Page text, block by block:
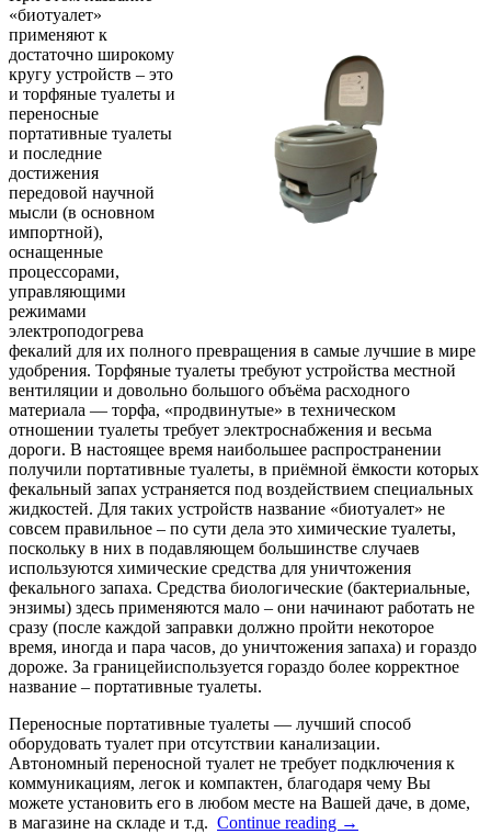
«биотуалет»
применяют к
достаточно широкому
кругу устройств – это
и торфяные туалеты и
переносные
портативные туалеты
и последние
достижения
передовой научной
мысли (в основном
импортной),
оснащенные
процессорами,
управляющими
режимами
электроподогрева
фекалий для их полного превращения в самые лучшие в мире
удобрения. Торфяные туалеты требуют устройства местной
вентиляции и довольно большого объёма расходного
материала — торфа, «продвинутые» в техническом
отношении туалеты требует электроснабжения и весьма
дороги. В настоящее время наибольшее распространении
получили портативные туалеты, в приёмной ёмкости которых
фекальный запах устраняется под воздействием специальных
жидкостей. Для таких устройств название «биотуалет» не
совсем правильное – по сути дела это химические туалеты,
поскольку в них в подавляющем большинстве случаев
используются химические средства для уничтожения
фекального запаха. Средства биологические (бактериальные,
энзимы) здесь применяются мало – они начинают работать не
сразу (после каждой заправки должно пройти некоторое
время, иногда и пара часов, до уничтожения запаха) и гораздо
дороже. За границейиспользуется гораздо более корректное
название – портативные туалеты.
Переносные портативные туалеты — лучший способ
оборудовать туалет при отсутствии канализации.
Автономный переносной туалет не требует подключения к
коммуникациям, легок и компактен, благодаря чему Вы
можете установить его в любом месте на Вашей даче, в доме,
в магазине на складе и т.д. Continue reading →